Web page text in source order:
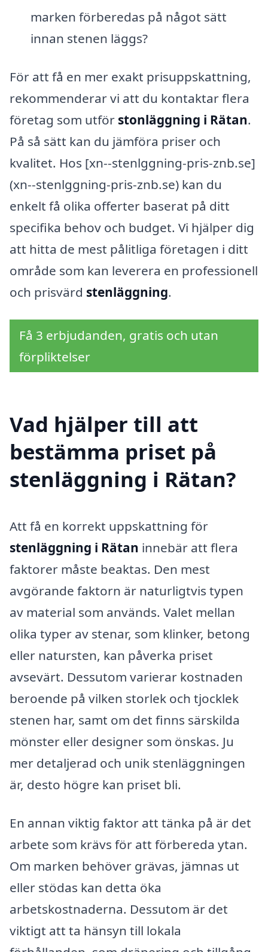
marken förberedas på något sätt
innan stenen läggs?
För att få en mer exakt prisuppskattning,
rekommenderar vi att du kontaktar flera
företag som utför stonläggning i Rätan.
På så sätt kan du jämföra priser och
kvalitet. Hos [xn--stenlggning-pris-znb.se]
(xn--stenlggning-pris-znb.se) kan du
enkelt få olika offerter baserat på ditt
specifika behov och budget. Vi hjälper dig
att hitta de mest pålitliga företagen i ditt
område som kan leverera en professionell
och prisvärd stenläggning.
Få 3 erbjudanden, gratis och utan
förpliktelser
Vad hjälper till att
bestämma priset på
stenläggning i Rätan?
Att få en korrekt uppskattning för
stenläggning i Rätan innebär att flera
faktorer måste beaktas. Den mest
avgörande faktorn är naturligtvis typen
av material som används. Valet mellan
olika typer av stenar, som klinker, betong
eller natursten, kan påverka priset
avsevärt. Dessutom varierar kostnaden
beroende på vilken storlek och tjocklek
stenen har, samt om det finns särskilda
mönster eller designer som önskas. Ju
mer detaljerad och unik stenläggningen
är, desto högre kan priset bli.
En annan viktig faktor att tänka på är det
arbete som krävs för att förbereda ytan.
Om marken behöver grävas, jämnas ut
eller stödas kan detta öka
arbetskostnaderna. Dessutom är det
viktigt att ta hänsyn till lokala